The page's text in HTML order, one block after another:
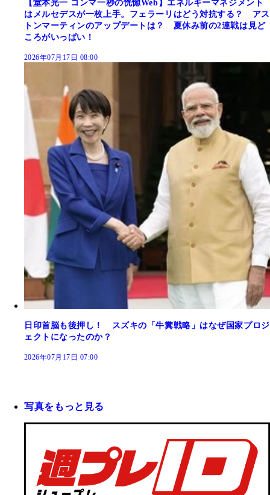
【堂本光一 コンマ一秒の恍惚Web】エネルギーマネジメント
はメルセデスが一枚上手。フェラーリはどう対抗する？ アス
トンマーティンのアップデートは？ 夏休み前の2連戦は見ど
ころがいっぱい！
2026年07月17日 08:00
日印首脳も後押し！ スズキの「牛糞戦略」はなぜ国家プロジ
ェクトになったのか？
2026年07月17日 07:00
写真をもっと見る